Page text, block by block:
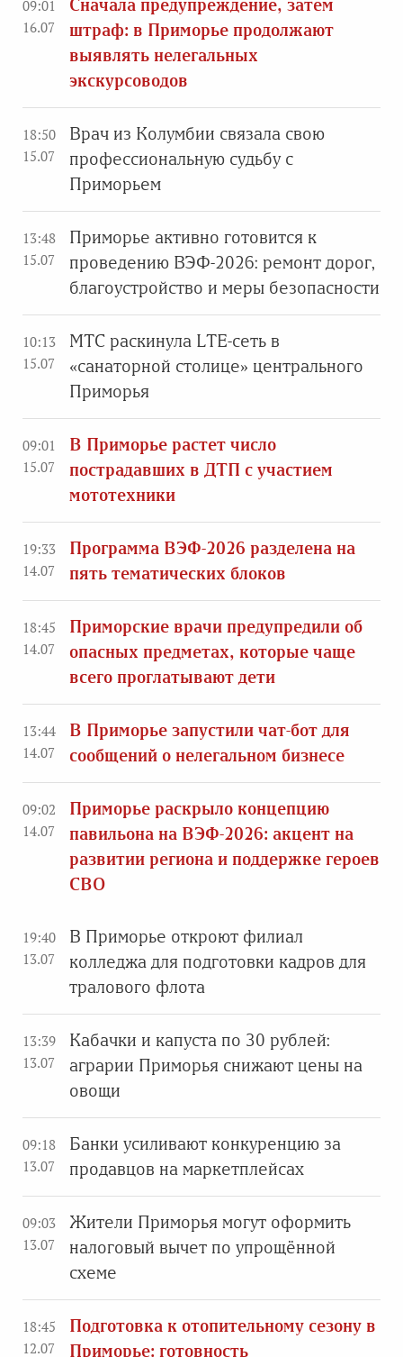
09:01
16.07
Сначала предупреждение, затем
штраф: в Приморье продолжают
выявлять нелегальных
экскурсоводов
18:50
15.07
Врач из Колумбии связала свою
профессиональную судьбу с
Приморьем
13:48
15.07
Приморье активно готовится к
проведению ВЭФ-2026: ремонт дорог,
благоустройство и меры безопасности
10:13
15.07
МТС раскинула LTE-сеть в
«санаторной столице» центрального
Приморья
09:01
15.07
В Приморье растет число
пострадавших в ДТП с участием
мототехники
19:33
14.07
Программа ВЭФ-2026 разделена на
пять тематических блоков
18:45
14.07
Приморские врачи предупредили об
опасных предметах, которые чаще
всего проглатывают дети
13:44
14.07
В Приморье запустили чат-бот для
сообщений о нелегальном бизнесе
09:02
14.07
Приморье раскрыло концепцию
павильона на ВЭФ-2026: акцент на
развитии региона и поддержке героев
СВО
19:40
13.07
В Приморье откроют филиал
колледжа для подготовки кадров для
тралового флота
13:39
13.07
Кабачки и капуста по 30 рублей:
аграрии Приморья снижают цены на
овощи
09:18
13.07
Банки усиливают конкуренцию за
продавцов на маркетплейсах
09:03
13.07
Жители Приморья могут оформить
налоговый вычет по упрощённой
схеме
18:45
12.07
Подготовка к отопительному сезону в
Приморье: готовность